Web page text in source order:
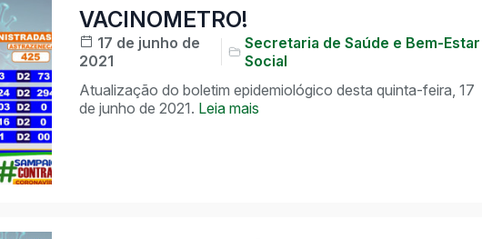
VACINOMETRO!
17 de junho de
2021
Secretaria de Saúde e Bem-Estar
Social
Atualização do boletim epidemiológico desta quinta-feira, 17
de junho de 2021. Leia mais